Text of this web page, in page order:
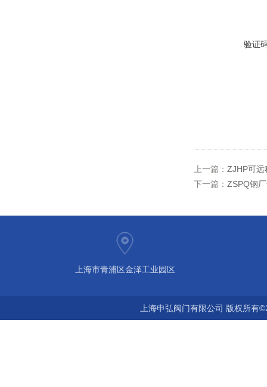
验证
上一篇： ZJHP可远
下一篇： ZSPQ钢
上海市青浦区金泽工业园区
上海申弘阀门有限公司 版权所有